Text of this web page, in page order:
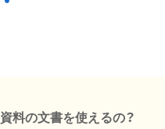
料の文書を使えるの？